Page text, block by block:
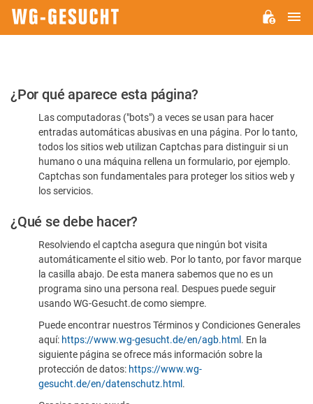
Por
favor,
confirme
humano
¿Por qué aparece esta página?
Las computadoras ("bots") a veces se usan para hacer
entradas automáticas abusivas en una página. Por lo tanto,
todos los sitios web utilizan Captchas para distinguir si un
humano o una máquina rellena un formulario, por ejemplo.
Captchas son fundamentales para proteger los sitios web y
los servicios.
¿Qué se debe hacer?
Resolviendo el captcha asegura que ningún bot visita
automáticamente el sitio web. Por lo tanto, por favor marque
la casilla abajo. De esta manera sabemos que no es un
programa sino una persona real. Despues puede seguir
usando WG-Gesucht.de como siempre.
Puede encontrar nuestros Términos y Condiciones Generales
aquí: https://www.wg-gesucht.de/en/agb.html . En la
siguiente página se ofrece más información sobre la
protección de datos: https://www.wg-
gesucht.de/en/datenschutz.html .